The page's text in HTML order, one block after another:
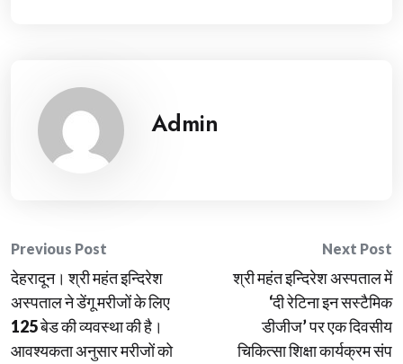
Admin
Post
navigation
Previous Post
देहरादून। श्री महंत इन्दिरेश
अस्पताल ने डेंगू मरीजों के लिए
125 बेड की व्यवस्था की है।
आवश्यकता अनुसार मरीजों को
Next Post
श्री महंत इन्दिरेश अस्पताल में
‘दी रेटिना इन सस्टैमिक
डीजीज’ पर एक दिवसीय
चिकित्सा शिक्षा कार्यक्रम संप